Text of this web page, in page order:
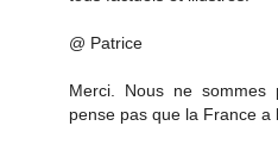
@ Patrice
Merci. Nous ne
pense pas que la France a